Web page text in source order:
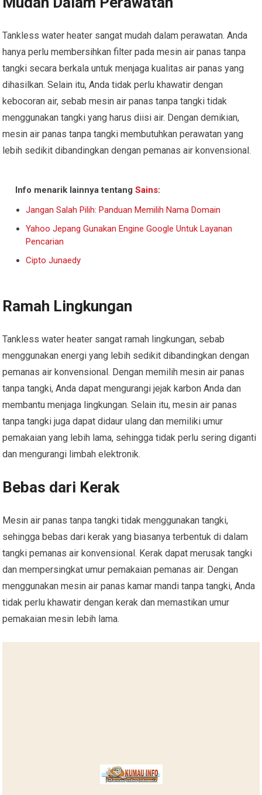
Tankless water heater sangat mudah dalam perawatan. Anda
hanya perlu membersihkan filter pada mesin air panas tanpa
tangki secara berkala untuk menjaga kualitas air panas yang
dihasilkan. Selain itu, Anda tidak perlu khawatir dengan
kebocoran air, sebab mesin air panas tanpa tangki tidak
menggunakan tangki yang harus diisi air. Dengan demikian,
mesin air panas tanpa tangki membutuhkan perawatan yang
lebih sedikit dibandingkan dengan pemanas air konvensional.
Info menarik lainnya tentangSains:
Jangan Salah Pilih: Panduan Memilih Nama Domain
Yahoo Jepang Gunakan Engine Google Untuk Layanan
Pencarian
Cipto Junaedy
Ramah Lingkungan
Tankless water heater sangat ramah lingkungan, sebab
menggunakan energi yang lebih sedikit dibandingkan dengan
pemanas air konvensional. Dengan memilih mesin air panas
tanpa tangki, Anda dapat mengurangi jejak karbon Anda dan
membantu menjaga lingkungan. Selain itu, mesin air panas
tanpa tangki juga dapat didaur ulang dan memiliki umur
pemakaian yang lebih lama, sehingga tidak perlu sering diganti
dan mengurangi limbah elektronik.
Bebas dari Kerak
Mesin air panas tanpa tangki tidak menggunakan tangki,
sehingga bebas dari kerak yang biasanya terbentuk di dalam
tangki pemanas air konvensional. Kerak dapat merusak tangki
dan mempersingkat umur pemakaian pemanas air. Dengan
menggunakan mesin air panas kamar mandi tanpa tangki, Anda
tidak perlu khawatir dengan kerak dan memastikan umur
pemakaian mesin lebih lama.